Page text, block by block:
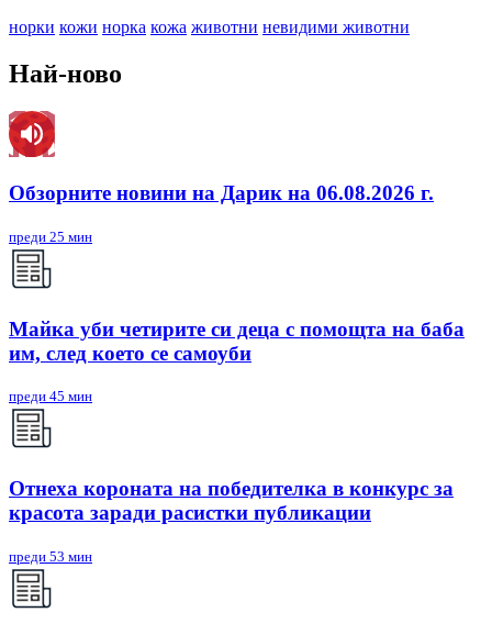
норки кожи норка кожа животни невидими животни
Най-ново
Обзорните новини на Дарик на 06.08.2026 г.
преди 25 мин
Майка уби четирите си деца с помощта на баба
им, след което се самоуби
преди 45 мин
Отнеха короната на победителка в конкурс за
красота заради расистки публикации
преди 53 мин